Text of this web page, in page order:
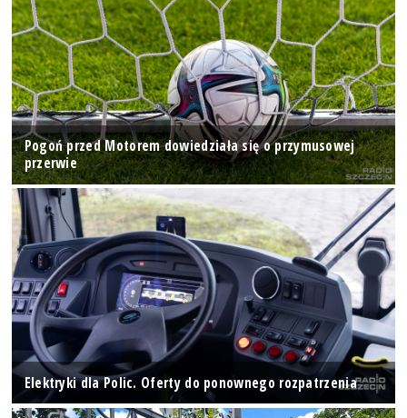
Pogoń przed Motorem dowiedziała się o przymusowej
przerwie
Elektryki dla Polic. Oferty do ponownego rozpatrzenia